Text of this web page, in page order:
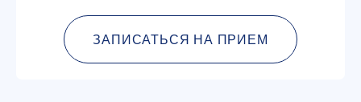
ЗАПИСАТЬСЯ НА ПРИЕМ